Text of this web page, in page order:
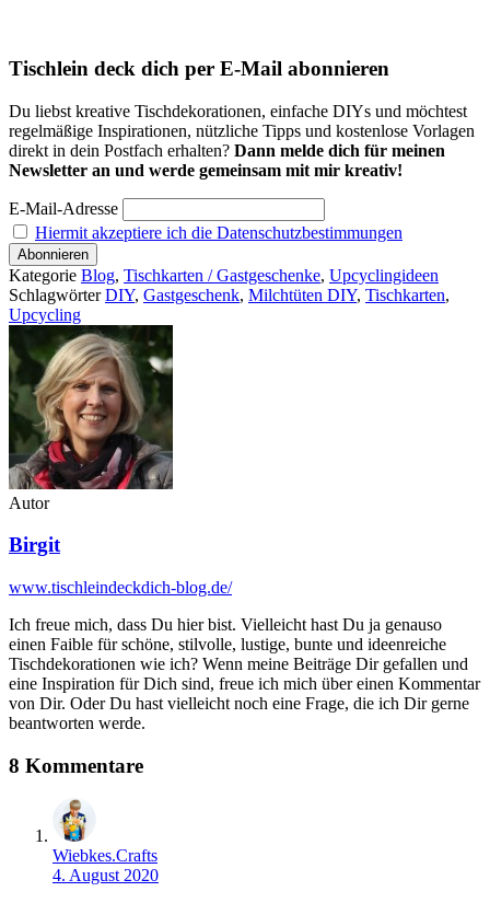
Tischlein deck dich per E-Mail abonnieren
Du liebst kreative Tischdekorationen, einfache DIYs und möchtest
regelmäßige Inspirationen, nützliche Tipps und kostenlose Vorlagen
direkt in dein Postfach erhalten? Dann melde dich für meinen
Newsletter an und werde gemeinsam mit mir kreativ!
E-Mail-Adresse
Hiermit akzeptiere ich die Datenschutzbestimmungen
Kategorie Blog, Tischkarten / Gastgeschenke, Upcyclingideen
SchlagwörterDIY, Gastgeschenk, Milchtüten DIY, Tischkarten,
Upcycling
Autor
Birgit
www.tischleindeckdich-blog.de/
Ich freue mich, dass Du hier bist. Vielleicht hast Du ja genauso
einen Faible für schöne, stilvolle, lustige, bunte und ideenreiche
Tischdekorationen wie ich? Wenn meine Beiträge Dir gefallen und
eine Inspiration für Dich sind, freue ich mich über einen Kommentar
von Dir. Oder Du hast vielleicht noch eine Frage, die ich Dir gerne
beantworten werde.
8 Kommentare
Wiebkes.Crafts
4. August 2020